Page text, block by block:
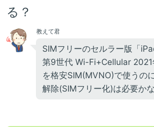
る？
教えて君
SIMフリーのセルラー版「
第9世代 Wi-Fi+Cellular 2021
を格安SIM(MVNO)で使うの
解除(SIMフリー化)は必要か